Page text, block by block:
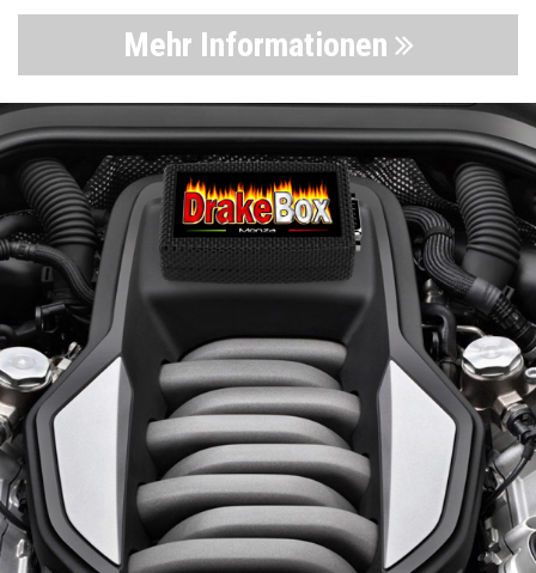
Mehr Informationen